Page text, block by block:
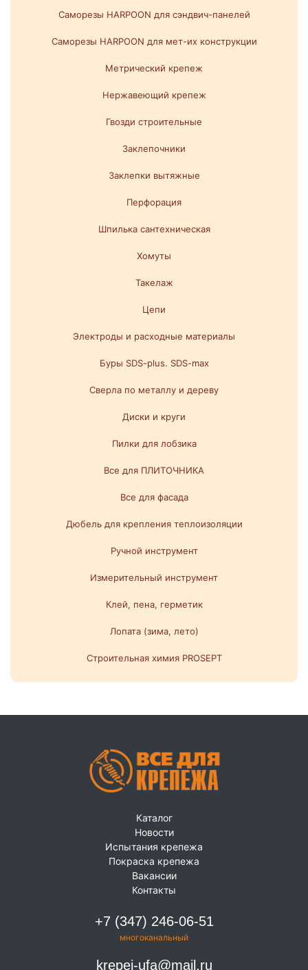
Саморезы HARPOON для сэндвич-панелей
Саморезы HARPOON для мет-их конструкции
Метрический крепеж
Нержавеющий крепеж
Гвозди строительные
Заклепочники
Заклепки вытяжные
Перфорация
Шпилька сантехническая
Хомуты
Такелаж
Цепи
Электроды и расходные материалы
Буры SDS-plus. SDS-max
Сверла по металлу и дереву
Диски и круги
Пилки для лобзика
Все для ПЛИТОЧНИКА
Все для фасада
Дюбель для крепления теплоизоляции
Ручной инструмент
Измерительный инструмент
Клей, пена, герметик
Лопата (зима, лето)
Строительная химия PROSEPT
Каталог
Новости
Испытания крепежа
Покраска крепежа
Вакансии
Контакты
+7 (347) 246-06-51
многоканальный
krepej-ufa@mail.ru